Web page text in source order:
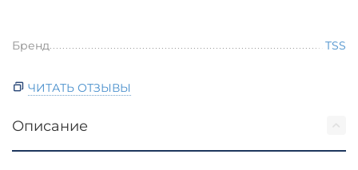
Бренд TSS
ЧИТАТЬ ОТЗЫВЫ
Описание